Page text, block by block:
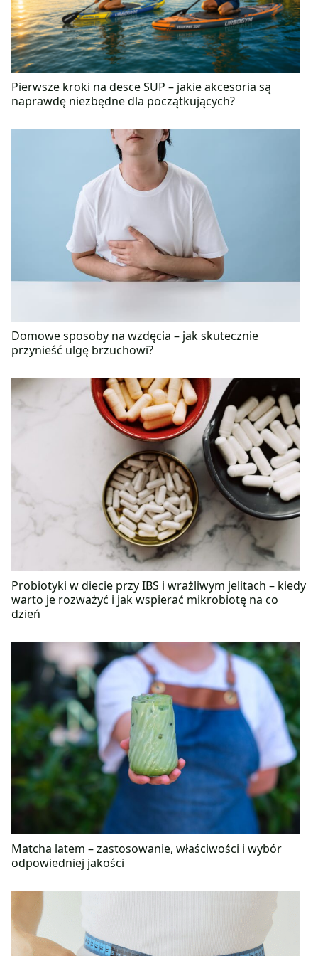
Pierwsze kroki na desce SUP – jakie akcesoria są
naprawdę niezbędne dla początkujących?
Domowe sposoby na wzdęcia – jak skutecznie
przynieść ulgę brzuchowi?
Probiotyki w diecie przy IBS i wrażliwym jelitach – kiedy
warto je rozważyć i jak wspierać mikrobiotę na co
dzień
Matcha latem – zastosowanie, właściwości i wybór
odpowiedniej jakości